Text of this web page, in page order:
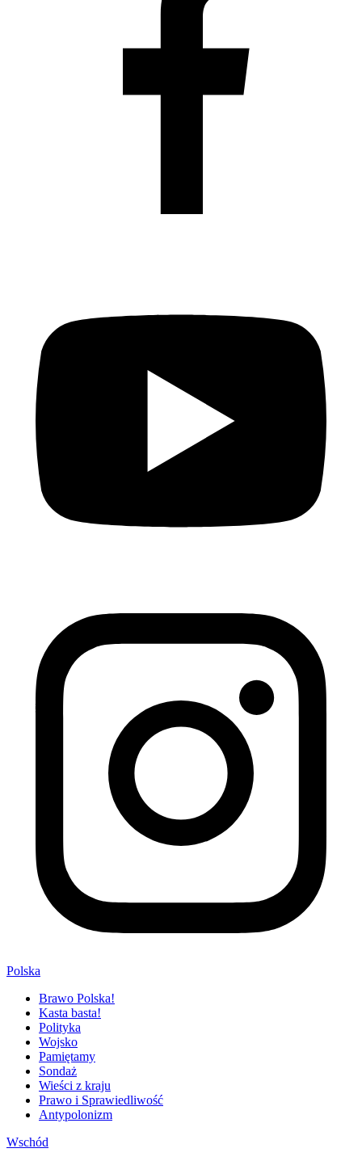
Polska
Brawo Polska!
Kasta basta!
Polityka
Wojsko
Pamiętamy
Sondaż
Wieści z kraju
Prawo i Sprawiedliwość
Antypolonizm
Wschód